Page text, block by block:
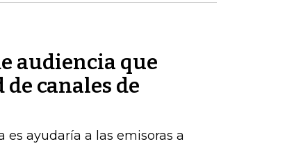
audiencia que
canales de
ayudaría a las emisoras a